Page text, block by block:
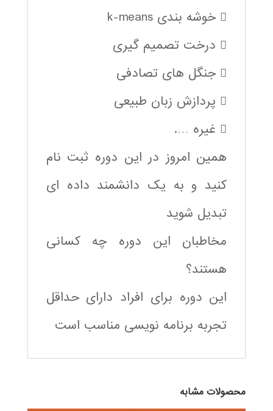
 خوشه بندی k-means
 درخت تصمیم گیری
 جنگل های تصادفی
 پردازش زبان طبیعی
 غیره ….
همین امروز در این دوره ثبت نام
کنید و به یک دانشمند داده ای
تبدیل شوید
مخاطبان این دوره چه کسانی
هستند؟
این دوره برای افراد دارای حداقل
تجربه برنامه نویسی مناسب است
محصولات مشابه